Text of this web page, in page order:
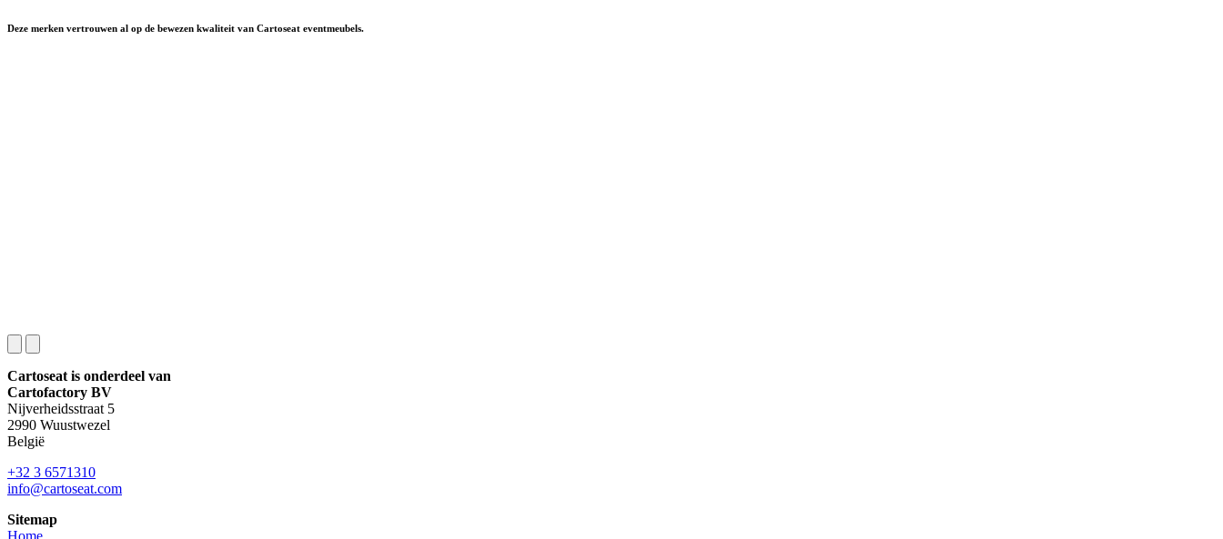
Deze merken vertrouwen al op de bewezen kwaliteit van Cartoseat eventmeubels.
Cartoseat is onderdeel van
Cartofactory BV
Nijverheidsstraat 5
2990 Wuustwezel
België
+32 3 6571310
info@cartoseat.com
Sitemap
Home